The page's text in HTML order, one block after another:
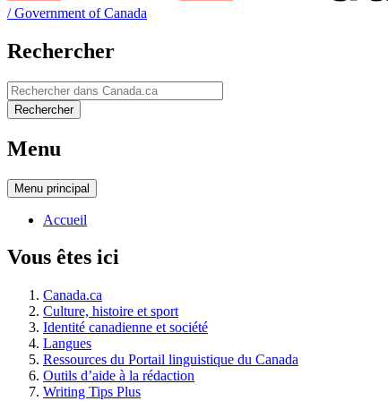
/Government of Canada
Rechercher
Rechercher
Rechercher
Menu
Menu principal
Accueil
Vous êtes ici
Canada.ca
Culture, histoire et sport
Identité canadienne et société
Langues
Ressources du Portail linguistique du Canada
Outils d’aide à la rédaction
Writing Tips Plus